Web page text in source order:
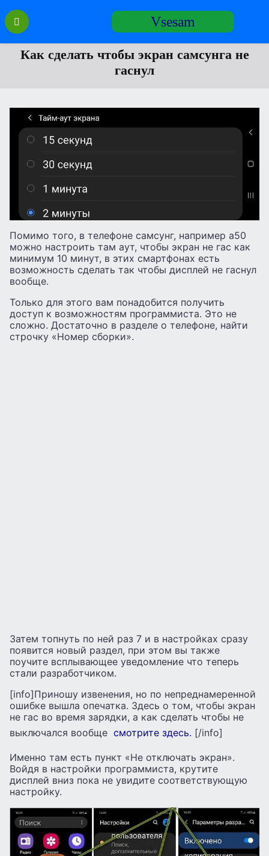
Перейти
содержанию
Vsesam
Как сделать чтобы экран самсунга не
гаснул
Помимо того, в телефоне самсунг, например а50
можно настроить там аут, чтобы экран не гас как
минимум 10 минут, в этих смартфонах есть
возможность сделать так чтобы дисплей не гаснул
вообще.
Только для этого вам понадобится получить
доступ к возможностям программиста. Это не
сложно. Достаточно в разделе о телефоне, найти
строчку «Номер сборки».
Затем топнуть по ней раз 7 и в настройках сразу
появится новый раздел, при этом вы также
поучите всплывающее уведомление что теперь
стали разработчиком.
[info]Приношу извенения, но по непреднамеренной
ошибке вышла опечатка. Здесь о том, чтобы экран
не гас во время зарядки, а как сделать чтобы не
выключался вообще смотрите здесь. [/info]
Именно там есть пункт «Не отключать экран».
Войдя в настройки программиста, крутите
дисплей вниз пока не увидите соответствующую
настройку.